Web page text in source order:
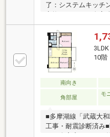
了：システムキッチ
よくすぐに入居可能
陽当たり良好」：3
LDKへ心地よい光が
ンです。○東村山中
緑豊かな広大な公園
お子様の遊び場とし
す。○愛犬・愛猫と
ションでは希少なペ
す（細則あり）。
10階
南向き
角部屋
モ
■多摩湖線「武蔵大
工事・耐震診断済み